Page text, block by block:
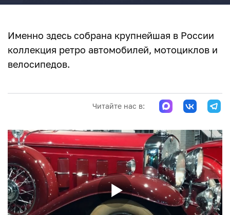
Именно здесь собрана крупнейшая в России
коллекция ретро автомобилей, мотоциклов и
велосипедов.
Читайте нас в: